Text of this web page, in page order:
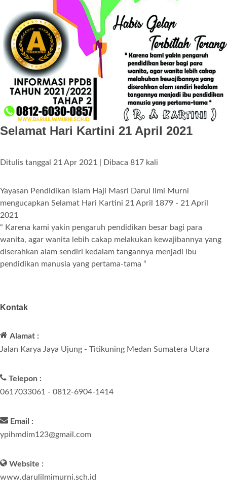
Selamat Hari Kartini 21 April 2021
Ditulis tanggal 21 Apr 2021 | Dibaca 817 kali
Yayasan Pendidikan Islam Haji Masri Darul Ilmi Murni
mengucapkan Selamat Hari Kartini 21 April 1879 - 21 April
2021
“ Karena kami yakin pengaruh pendidikan besar bagi para
wanita, agar wanita lebih cakap melakukan kewajibannya yang
diserahkan alam sendiri kedalam tangannya menjadi ibu
pendidikan manusia yang pertama-tama “
Kontak
Alamat :
Jalan Karya Jaya Ujung - Titikuning Medan Sumatera Utara
Telepon :
0617033061 - 0812-6904-1414
Email :
ypihmdim123@gmail.com
Website :
www.darulilmimurni.sch.id